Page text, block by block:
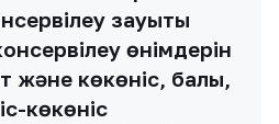
зауыты
өнімдерін
және көкөніс, балық,
көкөніс